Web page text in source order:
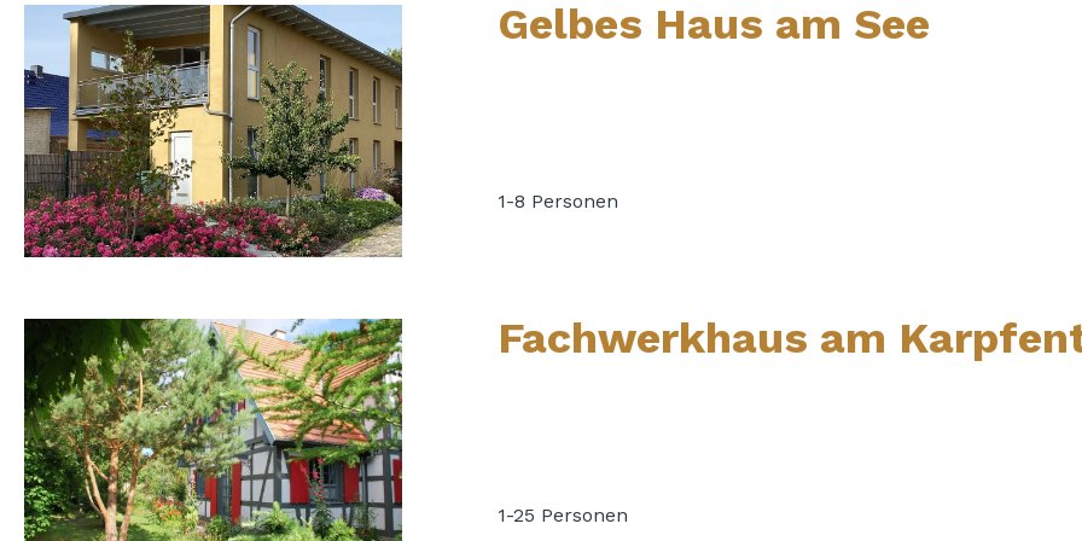
Gelbes Haus am See
1-8 Personen
Fachwerkhaus am
1-25 Personen